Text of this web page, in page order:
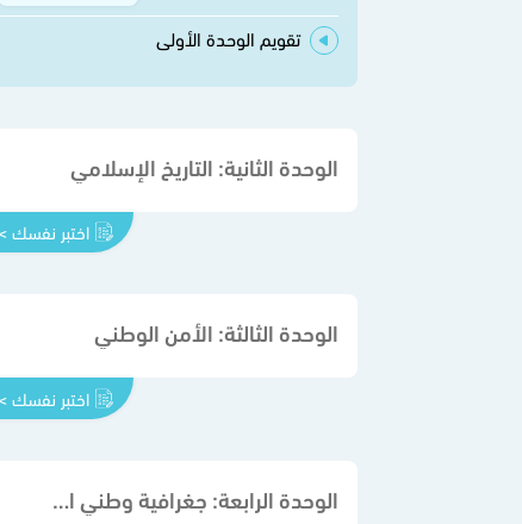
تقويم الوحدة الأولى
الوحدة الثانية: التاريخ الإسلامي
اختبر نفسك >
الوحدة الثالثة: الأمن الوطني
اختبر نفسك >
الوحدة الرابعة: جغرافية وطني المملكة العربية السعودية